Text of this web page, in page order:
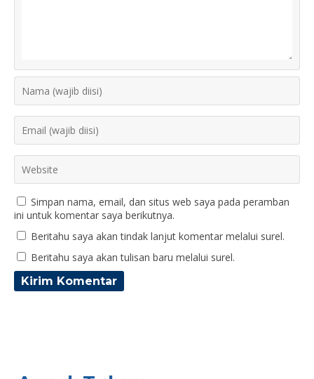
Simpan nama, email, dan situs web saya pada peramban
ini untuk komentar saya berikutnya.
Beritahu saya akan tindak lanjut komentar melalui surel.
Beritahu saya akan tulisan baru melalui surel.